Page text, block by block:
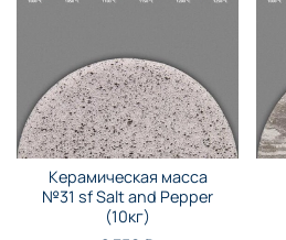
Керамическая масса
№31 sf Salt and Pepper
(10кг)